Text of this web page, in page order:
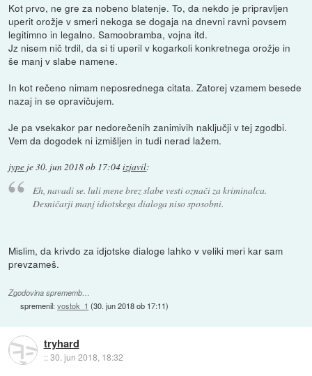
Kot prvo, ne gre za nobeno blatenje. To, da nekdo je pripravljen
uperit orožje v smeri nekoga se dogaja na dnevni ravni povsem
legitimno in legalno. Samoobramba, vojna itd.
Jz nisem nič trdil, da si ti uperil v kogarkoli konkretnega orožje in
še manj v slabe namene.
In kot rečeno nimam neposrednega citata. Zatorej vzamem besede
nazaj in se opravičujem.
Je pa vsekakor par nedorečenih zanimivih naključji v tej zgodbi.
Vem da dogodek ni izmišljen in tudi nerad lažem.
jype je30. jun 2018 ob 17:04izjavil:
Eh, navadi se. luli mene brez slabe vesti označi za kriminalca.
Desničarji manj idiotskega dialoga niso sposobni.
Mislim, da krivdo za idjotske dialoge lahko v veliki meri kar sam
prevzameš.
Zgodovina sprememb…
spremenil:vostok_1 (30. jun 2018 ob 17:11)
tryhard
::30. jun 2018, 18:32